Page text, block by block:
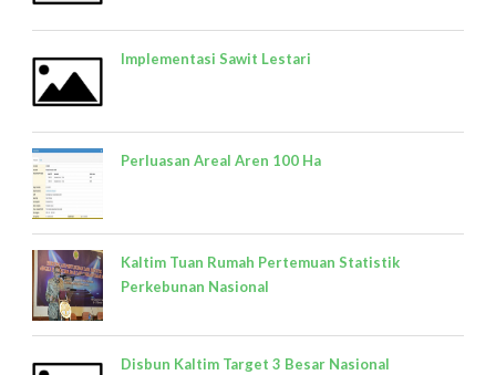
Implementasi Sawit Lestari
Perluasan Areal Aren 100 Ha
Kaltim Tuan Rumah Pertemuan Statistik
Perkebunan Nasional
Disbun Kaltim Target 3 Besar Nasional